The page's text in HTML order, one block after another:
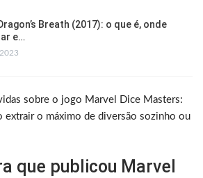
Breath (2017): o que é, onde
e…
sobre o jogo Marvel Dice Masters:
extrair o máximo de diversão sozinho ou
que publicou Marvel